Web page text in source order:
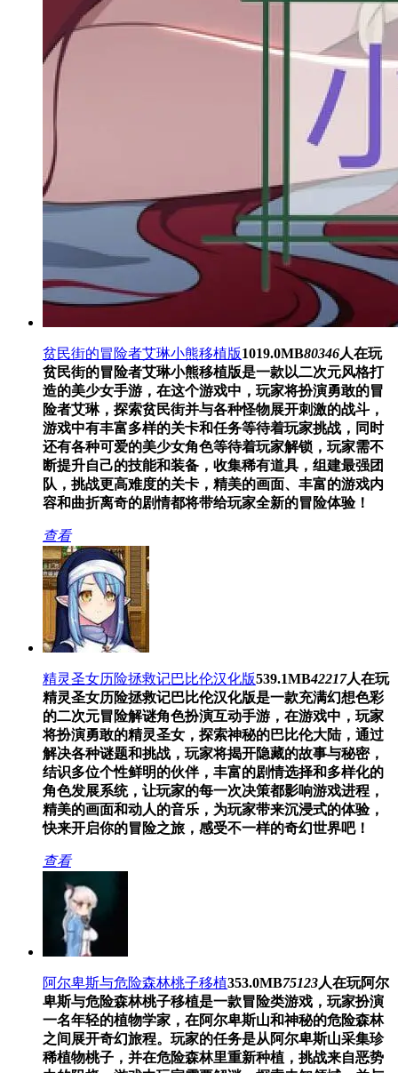
贫民街的冒险者艾琳小熊移植版1019.0MB80346人在玩
贫民街的冒险者艾琳小熊移植版是一款以二次元风格打
造的美少女手游，在这个游戏中，玩家将扮演勇敢的冒
险者艾琳，探索贫民街并与各种怪物展开刺激的战斗，
游戏中有丰富多样的关卡和任务等待着玩家挑战，同时
还有各种可爱的美少女角色等待着玩家解锁，玩家需不
断提升自己的技能和装备，收集稀有道具，组建最强团
队，挑战更高难度的关卡，精美的画面、丰富的游戏内
容和曲折离奇的剧情都将带给玩家全新的冒险体验！
查看
精灵圣女历险拯救记巴比伦汉化版539.1MB42217人在玩
精灵圣女历险拯救记巴比伦汉化版是一款充满幻想色彩
的二次元冒险解谜角色扮演互动手游，在游戏中，玩家
将扮演勇敢的精灵圣女，探索神秘的巴比伦大陆，通过
解决各种谜题和挑战，玩家将揭开隐藏的故事与秘密，
结识多位个性鲜明的伙伴，丰富的剧情选择和多样化的
角色发展系统，让玩家的每一次决策都影响游戏进程，
精美的画面和动人的音乐，为玩家带来沉浸式的体验，
快来开启你的冒险之旅，感受不一样的奇幻世界吧！
查看
阿尔卑斯与危险森林桃子移植353.0MB75123人在玩阿尔
卑斯与危险森林桃子移植是一款冒险类游戏，玩家扮演
一名年轻的植物学家，在阿尔卑斯山和神秘的危险森林
之间展开奇幻旅程。玩家的任务是从阿尔卑斯山采集珍
稀植物桃子，并在危险森林里重新种植，挑战来自恶势